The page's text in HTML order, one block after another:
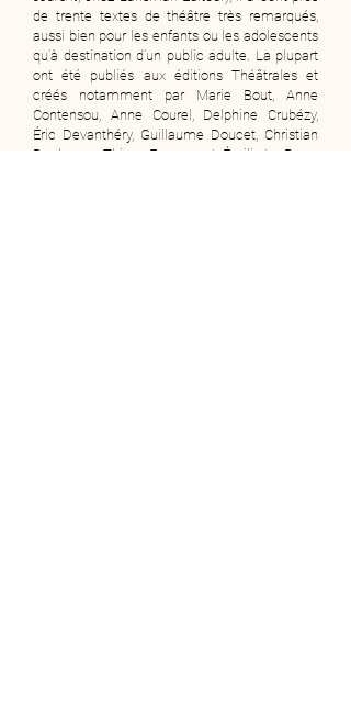
de trente textes de théâtre très remarqués,
aussi bien pour les enfants ou les adolescents
qu’à destination d’un public adulte. La plupart
ont été publiés aux éditions Théâtrales et
créés notamment par Marie Bout, Anne
Contensou, Anne Courel, Delphine Crubézy,
Éric Devanthéry, Guillaume Doucet, Christian
Duchange, Thierry Escarmant, Émilie Le Roux,